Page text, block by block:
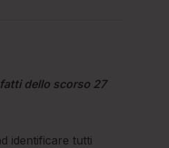
dello scorso 27
identificare tutti